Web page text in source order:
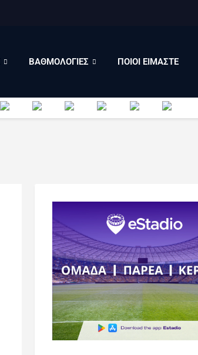
ΒΑΘΜΟΛΟΓΙΕΣ ΠΟΙΟΙ ΕΙΜΑΣΤΕ